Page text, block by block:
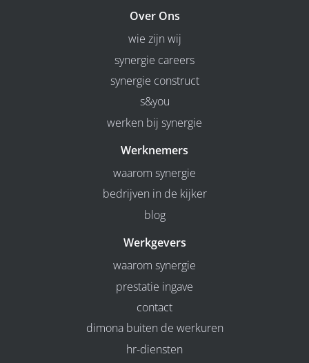
Over Ons
wie zijn wij
synergie careers
synergie construct
s&you
werken bij synergie
Werknemers
waarom synergie
bedrijven in de kijker
blog
Werkgevers
waarom synergie
prestatie ingave
contact
dimona buiten de werkuren
hr-diensten